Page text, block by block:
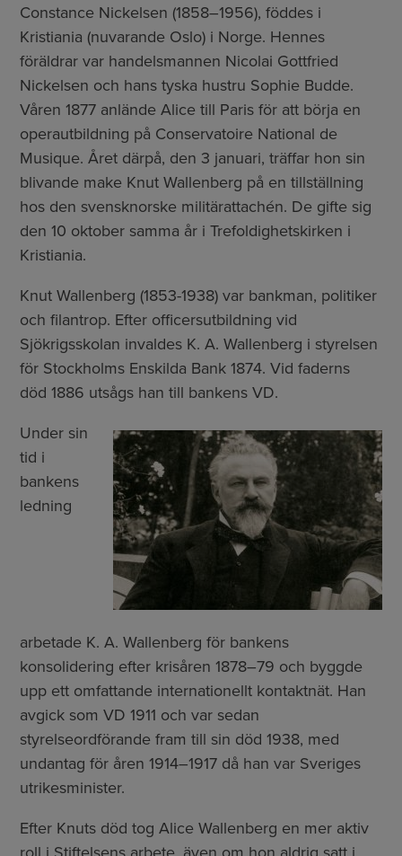
Constance Nickelsen (1858–1956), föddes i
Kristiania (nuvarande Oslo) i Norge. Hennes
föräldrar var handelsmannen Nicolai Gottfried
Nickelsen och hans tyska hustru Sophie Budde.
Våren 1877 anlände Alice till Paris för att börja en
operautbildning på Conservatoire National de
Musique. Året därpå, den 3 januari, träffar hon sin
blivande make Knut Wallenberg på en tillställning
hos den svensknorske militärattachén. De gifte sig
den 10 oktober samma år i Trefoldighetskirken i
Kristiania.
Knut Wallenberg (1853-1938) var bankman, politiker
och filantrop. Efter officersutbildning vid
Sjökrigsskolan invaldes K. A. Wallenberg i styrelsen
för Stockholms Enskilda Bank 1874. Vid faderns
död 1886 utsågs han till bankens VD.
Under sin
tid i
bankens
ledning
arbetade K. A. Wallenberg för bankens
konsolidering efter krisåren 1878–79 och byggde
upp ett omfattande internationellt kontaktnät. Han
avgick som VD 1911 och var sedan
styrelseordförande fram till sin död 1938, med
undantag för åren 1914–1917 då han var Sveriges
utrikesminister.
Efter Knuts död tog Alice Wallenberg en mer aktiv